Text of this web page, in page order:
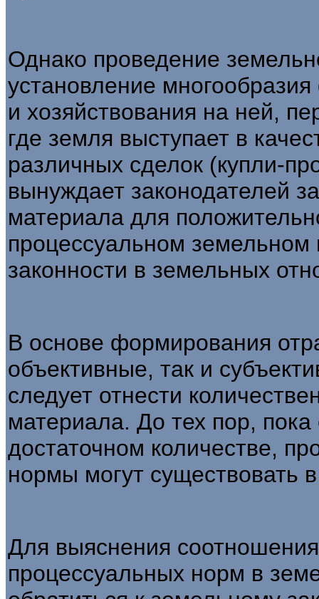
Однако проведение
установление
и хозяйствования на ней,
где земля выступает в
различных сделок (купли-
вынуждает законодателей
материала для
процессу­альном земельном
законности в земельных
В основе формирования
объективные, так и
следует отнести
материала. До тех пор, пока
достаточном количестве,
нор­мы могут существовать
Для выяснения
процессуальных норм в